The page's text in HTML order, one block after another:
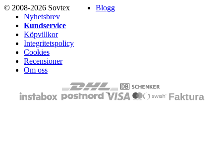
© 2008-2026 Sovtex
Blogg
Nyhetsbrev
Kundservice
Köpvillkor
Integritetspolicy
Cookies
Recensioner
Om oss